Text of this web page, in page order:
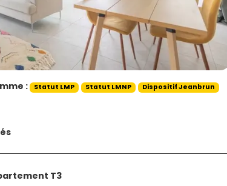
: Statut LMP Statut LMNP Dispositif Jeanbrun
T3